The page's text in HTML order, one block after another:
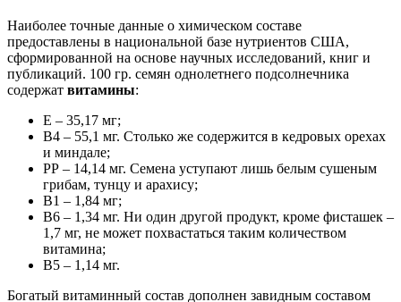
Наиболее точные данные о химическом составе
предоставлены в национальной базе нутриентов США,
сформированной на основе научных исследований, книг и
публикаций. 100 гр. семян однолетнего подсолнечника
содержат витамины:
Е – 35,17 мг;
В4 – 55,1 мг. Столько же содержится в кедровых орехах
и миндале;
РР – 14,14 мг. Семена уступают лишь белым сушеным
грибам, тунцу и арахису;
В1 – 1,84 мг;
В6 – 1,34 мг. Ни один другой продукт, кроме фисташек –
1,7 мг, не может похвастаться таким количеством
витамина;
В5 – 1,14 мг.
Богатый витаминный состав дополнен завидным составом